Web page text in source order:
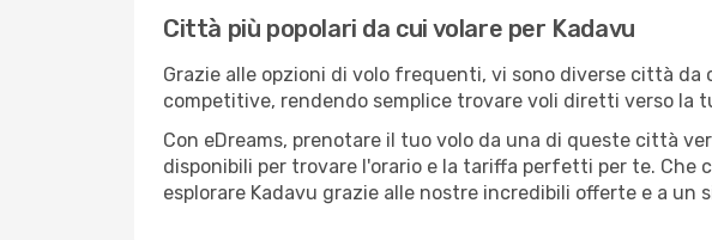
Città più popolari da cui volare per Kadavu
Grazie alle opzioni di volo frequenti, vi sono diverse città
competitive, rendendo semplice trovare voli diretti verso la
Con eDreams, prenotare il tuo volo da una di queste città
disponibili per trovare l'orario e la tariffa perfetti per te. Che
esplorare Kadavu grazie alle nostre incredibili offerte e a